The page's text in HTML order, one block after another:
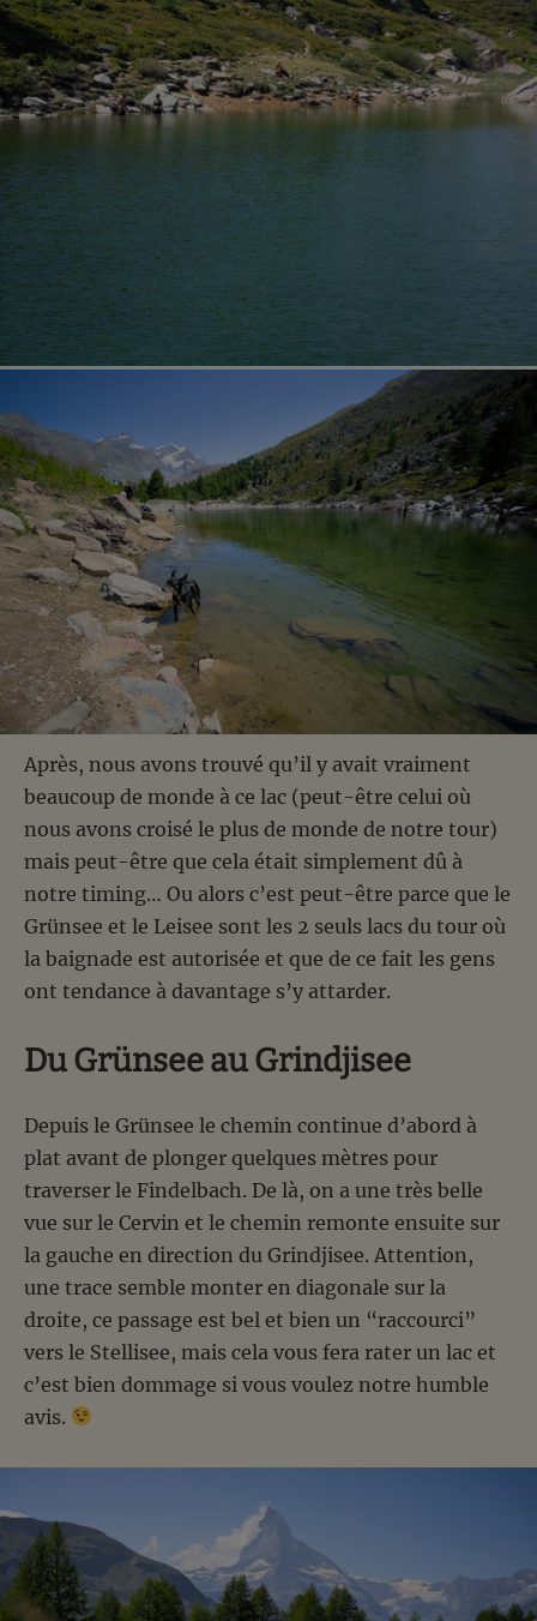
Après, nous avons trouvé qu’il y avait vraiment
beaucoup de monde à ce lac (peut-être celui où
nous avons croisé le plus de monde de notre tour)
mais peut-être que cela était simplement dû à
notre timing… Ou alors c’est peut-être parce que le
Grünsee et le Leisee sont les 2 seuls lacs du tour où
la baignade est autorisée et que de ce fait les gens
ont tendance à davantage s’y attarder.
Du Grünsee au Grindjisee
Depuis le Grünsee le chemin continue d’abord à
plat avant de plonger quelques mètres pour
traverser le Findelbach. De là, on a une très belle
vue sur le Cervin et le chemin remonte ensuite sur
la gauche en direction du Grindjisee. Attention,
une trace semble monter en diagonale sur la
droite, ce passage est bel et bien un “raccourci”
vers le Stellisee, mais cela vous fera rater un lac et
c’est bien dommage si vous voulez notre humble
avis.